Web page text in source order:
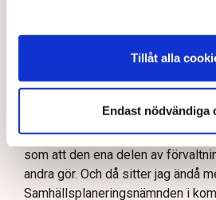
Tillåt alla
Endast nödvändiga
att de har varit i kontakt med
hur påverkar det ekonomin?
– Det blir ett avbräck, naturligtvis.
mig åt allt diskuterande fram och
som att den ena delen av
andra gör. Och då sitter jag ändå
Samhällsplaneringsnämnden i